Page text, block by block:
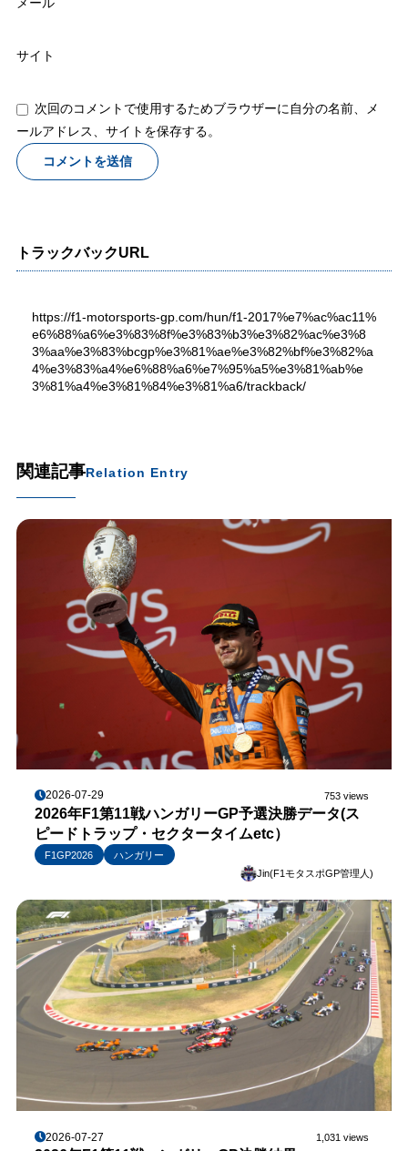
メール
サイト
次回のコメントで使用するためブラウザーに自分の名前、メ
ールアドレス、サイトを保存する。
トラックバックURL
https://f1-motorsports-gp.com/hun/f1-2017%e7%ac%ac11%
e6%88%a6%e3%83%8f%e3%83%b3%e3%82%ac%e3%8
3%aa%e3%83%bcgp%e3%81%ae%e3%82%bf%e3%82%a
4%e3%83%a4%e6%88%a6%e7%95%a5%e3%81%ab%e
3%81%a4%e3%81%84%e3%81%a6/trackback/
関連記事Relation Entry
2026-07-29 753 views
2026年F1第11戦ハンガリーGP予選決勝データ(ス
ピードトラップ・セクタータイムetc）
F1GP2026
ハンガリー
Jin(F1モタスポGP管理人)
2026-07-27 1,031 views